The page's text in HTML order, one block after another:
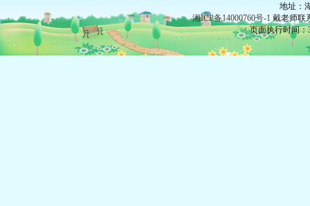
地址：
湘ICP备14000760号-1 戴老师联
页面执行时间